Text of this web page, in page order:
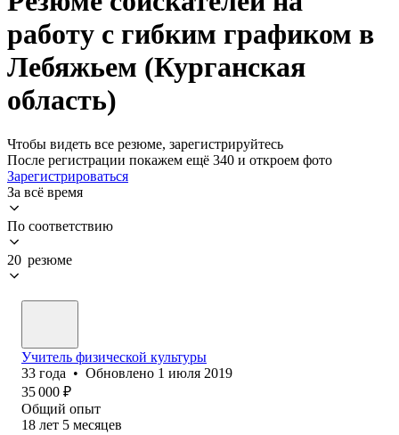
работу с гибким графиком в
Лебяжьем (Курганская
область)
Чтобы видеть все резюме, зарегистрируйтесь
После регистрации покажем ещё 340 и откроем фото
Зарегистрироваться
За всё время
По соответствию
20 резюме
Учитель физической культуры
33 года • Обновлено 1 июля 2019
35 000 ₽
Общий опыт
18 лет 5 месяцев